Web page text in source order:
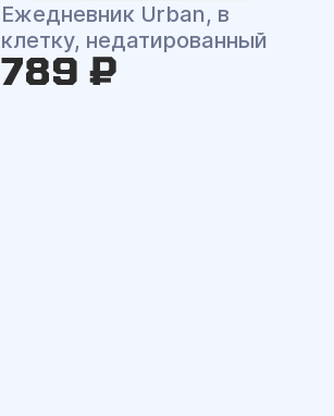
Ежедневник Urban, в
клетку, недатированный
789 ₽